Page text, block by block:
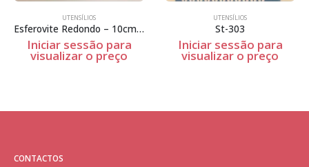
UTENSÍLIOS
Esferovite Redondo – 10cm Espessura
Iniciar sessão para
visualizar o preço
UTENSÍLIOS
St-303
Iniciar sessão para
visualizar o preço
CONTACTOS